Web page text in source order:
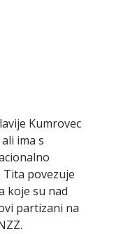
Kumrovec
ima s
povezuje
koje su nad
partizani na